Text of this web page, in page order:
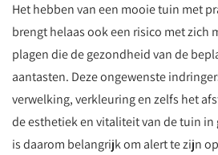
Het hebben van een mooie tuin met
brengt helaas ook een risico met zich
plagen die de gezondheid van de
aantasten. Deze ongewenste
verwelking, verkleuring en zelfs het
de esthetiek en vitaliteit van de tuin in
is daarom belangrijk om alert te zijn